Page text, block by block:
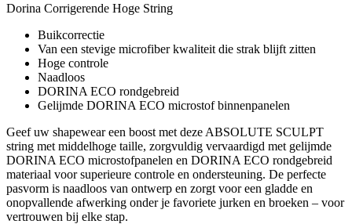
Dorina Corrigerende Hoge String
Buikcorrectie
Van een stevige microfiber kwaliteit die strak blijft zitten
Hoge controle
Naadloos
DORINA ECO rondgebreid
Gelijmde DORINA ECO microstof binnenpanelen
Geef uw shapewear een boost met deze ABSOLUTE SCULPT
string met middelhoge taille, zorgvuldig vervaardigd met gelijmde
DORINA ECO microstofpanelen en DORINA ECO rondgebreid
materiaal voor superieure controle en ondersteuning. De perfecte
pasvorm is naadloos van ontwerp en zorgt voor een gladde en
onopvallende afwerking onder je favoriete jurken en broeken – voor
vertrouwen bij elke stap.